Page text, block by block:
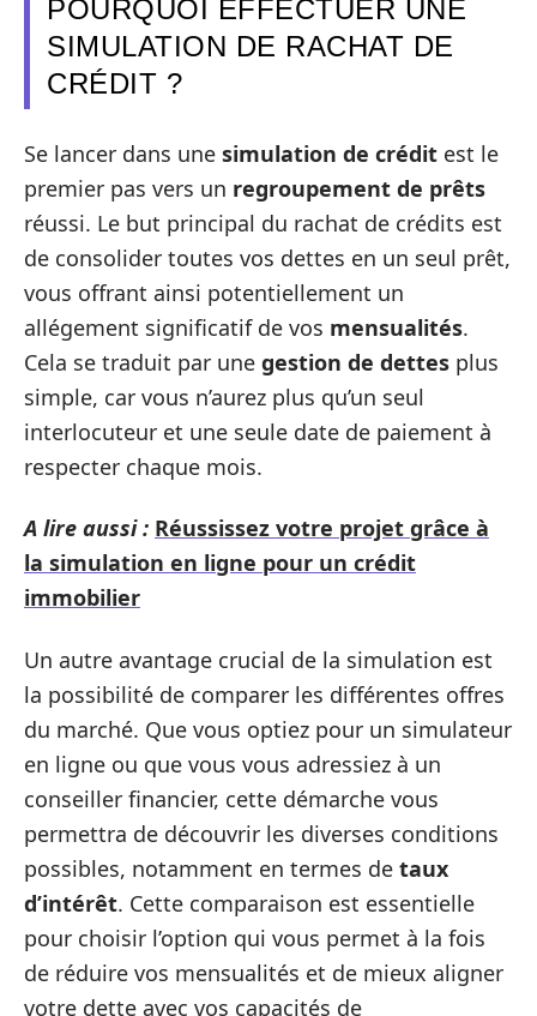
POURQUOI EFFECTUER UNE
SIMULATION DE RACHAT DE
CRÉDIT ?
Se lancer dans une simulation de crédit est le
premier pas vers un regroupement de prêts
réussi. Le but principal du rachat de crédits est
de consolider toutes vos dettes en un seul prêt,
vous offrant ainsi potentiellement un
allégement significatif de vos mensualités.
Cela se traduit par une gestion de dettes plus
simple, car vous n’aurez plus qu’un seul
interlocuteur et une seule date de paiement à
respecter chaque mois.
A lire aussi : Réussissez votre projet grâce à
la simulation en ligne pour un crédit
immobilier
Un autre avantage crucial de la simulation est
la possibilité de comparer les différentes offres
du marché. Que vous optiez pour un simulateur
en ligne ou que vous vous adressiez à un
conseiller financier, cette démarche vous
permettra de découvrir les diverses conditions
possibles, notamment en termes de taux
d’intérêt. Cette comparaison est essentielle
pour choisir l’option qui vous permet à la fois
de réduire vos mensualités et de mieux aligner
votre dette avec vos capacités de